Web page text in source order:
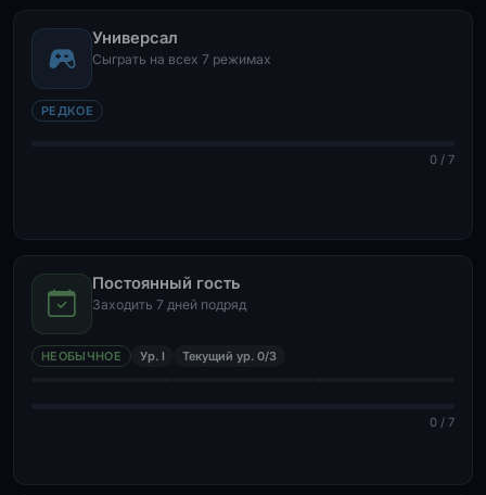
Универсал
Сыграть на всех 7 режимах
РЕДКОЕ
0 / 7
Постоянный гость
Заходить 7 дней подряд
НЕОБЫЧНОЕ Ур. I Текущий ур. 0/3
0 / 7